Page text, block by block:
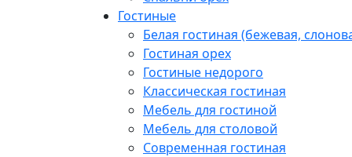
Гостиные
Белая гостиная (бежевая,
Гостиная орех
Гостиные недорого
Классическая гостиная
Мебель для гостиной
Мебель для столовой
Современная гостиная